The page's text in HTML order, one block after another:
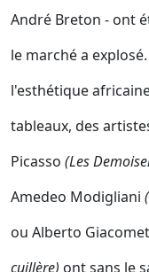
André Breton - ont
le marché a
l'esthétique
tableaux, des
Picasso (Les
Amedeo Modigliani
ou Alberto
cuillère) ont sans le